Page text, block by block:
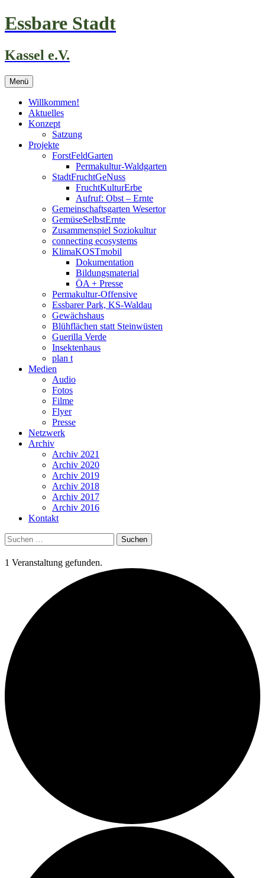
Zum
Inhalt
Essbare Stadt
Kassel e.V.
Menü
Willkommen!
Aktuelles
Konzept
Satzung
Projekte
ForstFeldGarten
Permakultur-Waldgarten
StadtFruchtGeNuss
FruchtKulturErbe
Aufruf: Obst – Ernte
Gemeinschaftsgarten Wesertor
GemüseSelbstErnte
Zusammenspiel Soziokultur
connecting ecosystems
KlimaKOSTmobil
Dokumentation
Bildungsmaterial
ÖA + Presse
Permakultur-Offensive
Essbarer Park, KS-Waldau
Gewächshaus
Blühflächen statt Steinwüsten
Guerilla Verde
Insektenhaus
plan t
Medien
Audio
Fotos
Filme
Flyer
Presse
Netzwerk
Archiv
Archiv 2021
Archiv 2020
Archiv 2019
Archiv 2018
Archiv 2017
Archiv 2016
Kontakt
Suchen
nach:
1 Veranstaltung gefunden.